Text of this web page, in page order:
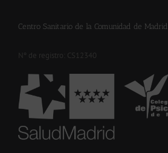
Centro Sanitario de la Comunidad de Madrid
Nº de registro: CS12340